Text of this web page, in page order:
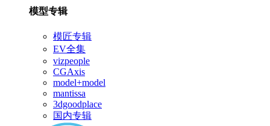
模型专辑
模匠专辑
EV全集
vizpeople
CGAxis
model+model
mantissa
3dgoodplace
国内专辑